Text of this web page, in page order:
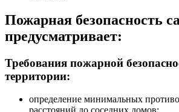
Пожарная безопасность
предусматривает:
Требования пожарной
территории:
определение минимальных